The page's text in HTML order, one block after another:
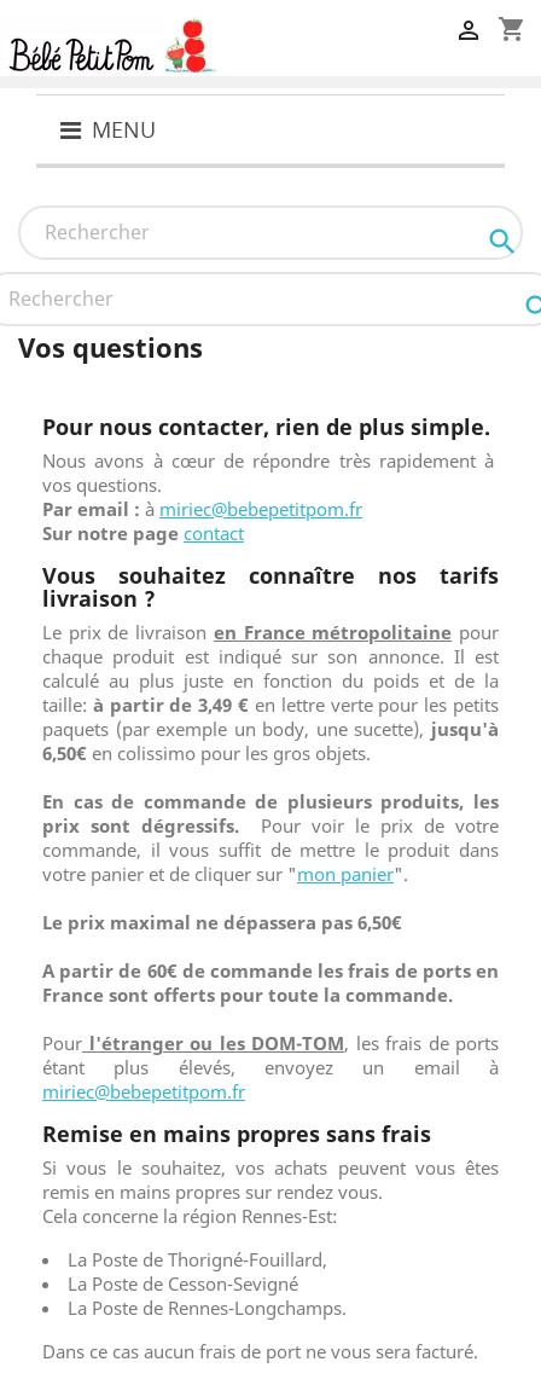
shopping_cart

MENU

Vos questions
Pour nous contacter, rien de plus simple.
Nous avons à cœur de répondre très rapidement à
vos questions.
Par email : à miriec@bebepetitpom.fr
Sur notre page contact
Vous souhaitez connaître nos tarifs
livraison ?
Le prix de livraison en France métropolitaine pour
chaque produit est indiqué sur son annonce. Il est
calculé au plus juste en fonction du poids et de la
taille: à partir de 3,49 € en lettre verte pour les petits
paquets (par exemple un body, une sucette), jusqu'à
6,50€ en colissimo pour les gros objets.
En cas de commande de plusieurs produits, les
prix sont dégressifs. Pour voir le prix de votre
commande, il vous suffit de mettre le produit dans
votre panier et de cliquer sur "mon panier".
Le prix maximal ne dépassera pas 6,50€
A partir de 60€ de commande les frais de ports en
France sont offerts pour toute la commande.
Pour l'étranger ou les DOM-TOM, les frais de ports
étant plus élevés, envoyez un email à
miriec@bebepetitpom.fr
Remise en mains propres sans frais
Si vous le souhaitez, vos achats peuvent vous êtes
remis en mains propres sur rendez vous.
Cela concerne la région Rennes-Est:
La Poste de Thorigné-Fouillard,
La Poste de Cesson-Sevigné
La Poste de Rennes-Longchamps.
Dans ce cas aucun frais de port ne vous sera facturé.